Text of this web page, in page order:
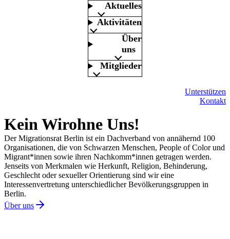
Aktuelles
Aktivitäten
Über
uns
Mitglieder
Unterstützen
Kontakt
Kein Wirohne Uns!
Der Migrationsrat Berlin ist ein Dachverband von annähernd 100
Organisationen, die von Schwarzen Menschen, People of Color und
Migrant*innen sowie ihren Nachkomm*innen getragen werden.
Jenseits von Merkmalen wie Herkunft, Religion, Behinderung,
Geschlecht oder sexueller Orientierung sind wir eine
Interessenvertretung unterschiedlicher Bevölkerungsgruppen in
Berlin.
Über uns